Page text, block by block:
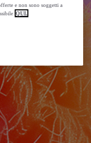
e non sono soggetti a
QUI.